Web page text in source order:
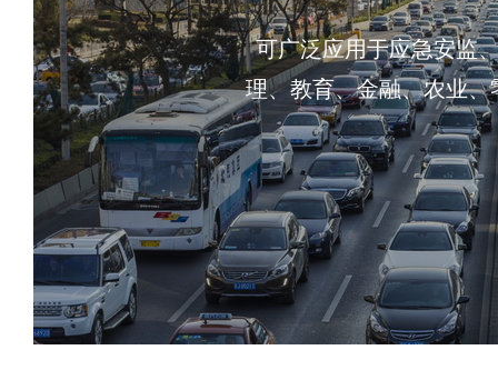
可广泛应用于应急安监
理、教育、金融、农业